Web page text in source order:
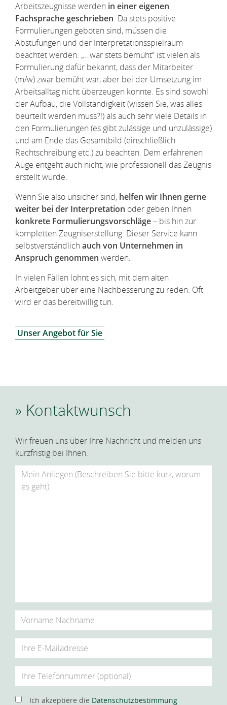
Arbeitszeugnisse werden in einer eigenen
Fachsprache geschrieben. Da stets positive
Formulierungen geboten sind, müssen die
Abstufungen und der Interpretationsspielraum
beachtet werden. „…war stets bemüht“ ist vielen als
Formulierung dafür bekannt, dass der Mitarbeiter
(m/w) zwar bemüht war, aber bei der Umsetzung im
Arbeitsalltag nicht überzeugen konnte. Es sind sowohl
der Aufbau, die Vollständigkeit (wissen Sie, was alles
beurteilt werden muss?!) als auch sehr viele Details in
den Formulierungen (es gibt zulässige und unzulässige)
und am Ende das Gesamtbild (einschließlich
Rechtschreibung etc.) zu beachten. Dem erfahrenen
Auge entgeht auch nicht, wie professionell das Zeugnis
erstellt wurde.
Wenn Sie also unsicher sind, helfen wir Ihnen gerne
weiter bei der Interpretation oder geben Ihnen
konkrete Formulierungsvorschläge– bis hin zur
kompletten Zeugniserstellung. Dieser Service kann
selbstverständlich auch von Unternehmen in
Anspruch genommen werden.
In vielen Fällen lohnt es sich, mit dem alten
Arbeitgeber über eine Nachbesserung zu reden. Oft
wird er das bereitwillig tun.
Unser Angebot für Sie
Kontaktwunsch
Wir freuen uns über Ihre Nachricht und melden uns
kurzfristig bei Ihnen.
Ich akzeptiere die Datenschutzbestimmung